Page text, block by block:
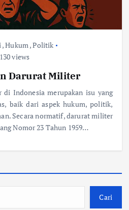
,Hukum,Politik
views
Darurat Militer
Indonesia merupakan isu yang
baik dari aspek hukum, politik,
Secara normatif, darurat militer
Nomor 23 Tahun 1959…
Cari